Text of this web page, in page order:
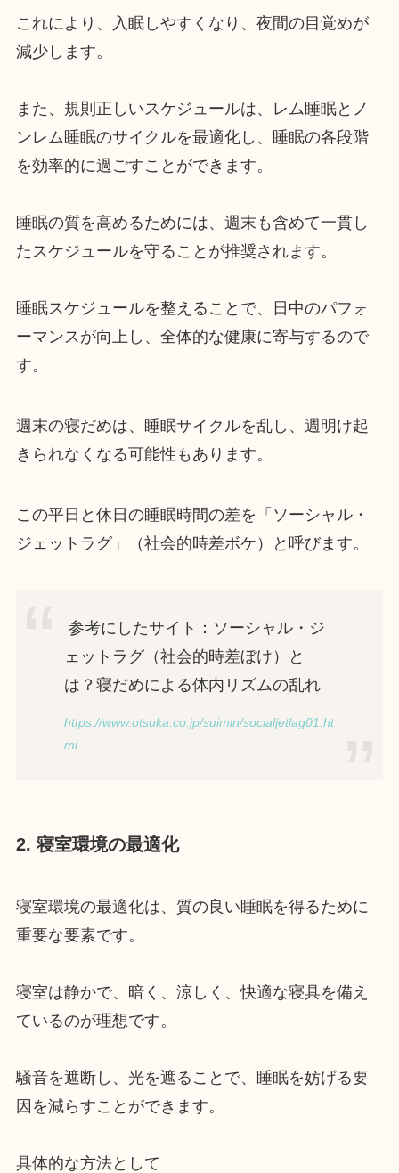
これにより、入眠しやすくなり、夜間の目覚めが
減少します。
また、規則正しいスケジュールは、レム睡眠とノ
ンレム睡眠のサイクルを最適化し、睡眠の各段階
を効率的に過ごすことができます。
睡眠の質を高めるためには、週末も含めて一貫し
たスケジュールを守ることが推奨されます。
睡眠スケジュールを整えることで、日中のパフォ
ーマンスが向上し、全体的な健康に寄与するので
す。
週末の寝だめは、睡眠サイクルを乱し、週明け起
きられなくなる可能性もあります。
この平日と休日の睡眠時間の差を「ソーシャル・
ジェットラグ」（社会的時差ボケ）と呼びます。
参考にしたサイト：ソーシャル・ジ
ェットラグ（社会的時差ぼけ）と
は？寝だめによる体内リズムの乱れ
https://www.otsuka.co.jp/suimin/socialjetlag01.ht
ml
2. 寝室環境の最適化
寝室環境の最適化は、質の良い睡眠を得るために
重要な要素です。
寝室は静かで、暗く、涼しく、快適な寝具を備え
ているのが理想です。
騒音を遮断し、光を遮ることで、睡眠を妨げる要
因を減らすことができます。
具体的な方法として